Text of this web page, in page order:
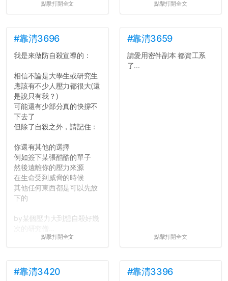
點擊打開全文 點擊打開全文
#靠清3696
我是來做防自殺宣導的：
相信不論是大學生或研究生
應該有不少人壓力都很大(還
是說只有我？)
可能還有少部分真的快撐不
下去了
但除了自殺之外，請記住：
你還有其他的選擇
例如簽下某張酷酷的單子
然後遠離你的壓力來源
在生命受到威脅的時候
其他任何東西都是可以先放
下的
by某個壓力大到想自殺好幾
點擊打開全文
#靠清3659
請愛用密件副本 都資工系
了...
點擊打開全文
#靠清3420 #靠清3396